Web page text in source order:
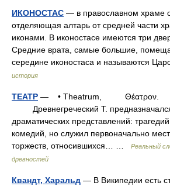
ИКОНОСТАС — в православном храме
отделяющая алтарь от средней части
иконами. В иконостасе имеются три
Средние врата, самые большие,
середине иконостаса и называются
история
ТЕАТР — • Theatrum, Θέατρον. I.
Древнегреческий T.
драматических представлений:
комедий, но служил первоначально
торжеств, относившихся… …
Реальный
древностей
Квандт, Харальд — В Википедии есть